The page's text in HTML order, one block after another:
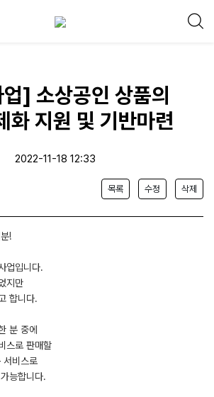
] 소상공인 상품의
화 지원 및 기반마련
2022-11-18 12:33
목록 수정 삭제
!
업입니다.
지만
합니다.
분 중에
스로 판매할
서비스로
능합니다.